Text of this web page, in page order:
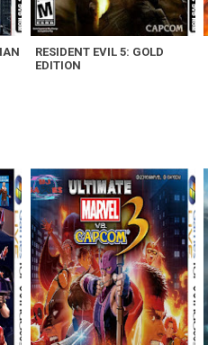
RESIDENT EVIL 5: GOLD
EDITION